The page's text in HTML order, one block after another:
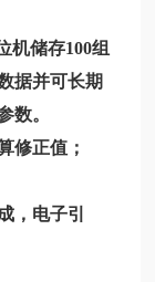
机储存100组
据并可长期
数。
修正值；
，电子引